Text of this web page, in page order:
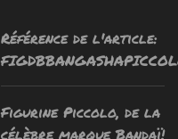
Référence de l'article:
Figurine Piccolo, de la
célèbre marque Bandaï!